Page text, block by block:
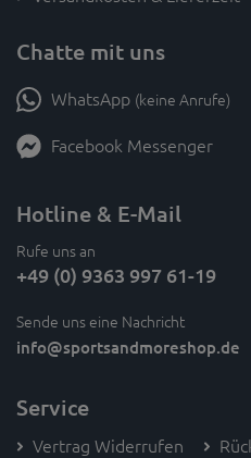
Chatte mit uns
WhatsApp (keine Anrufe)
Facebook Messenger
Hotline & E-Mail
Rufe uns an
+49 (0) 9363 997 61-19
Sende uns eine Nachricht
info@sportsandmoreshop.de
Service
Vertrag Widerrufen